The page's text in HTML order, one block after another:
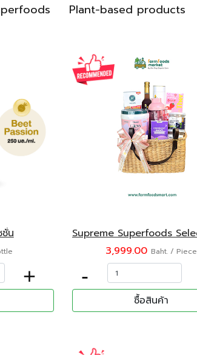
Plant-based products
น
+
3,999.00 Baht. / Piece
-
ซื้อสินค้า